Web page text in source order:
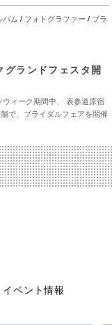
バム / フォトグラファー / ブラ
グランドフェスタ開
ィーク期間中、 表参道原宿
で、ブライダルフェアを開催
ベント情報